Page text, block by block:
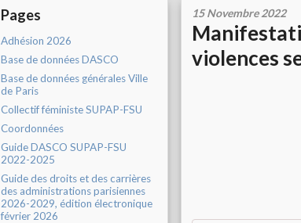
Pages
Adhésion 2026
Base de données DASCO
Base de données générales Ville
de Paris
Collectif féministe SUPAP-FSU
Coordonnées
Guide DASCO SUPAP-FSU
2022-2025
Guide des droits et des carrières
des administrations parisiennes
2026-2029, édition électronique
février 2026
15 Novembre 2022
violences